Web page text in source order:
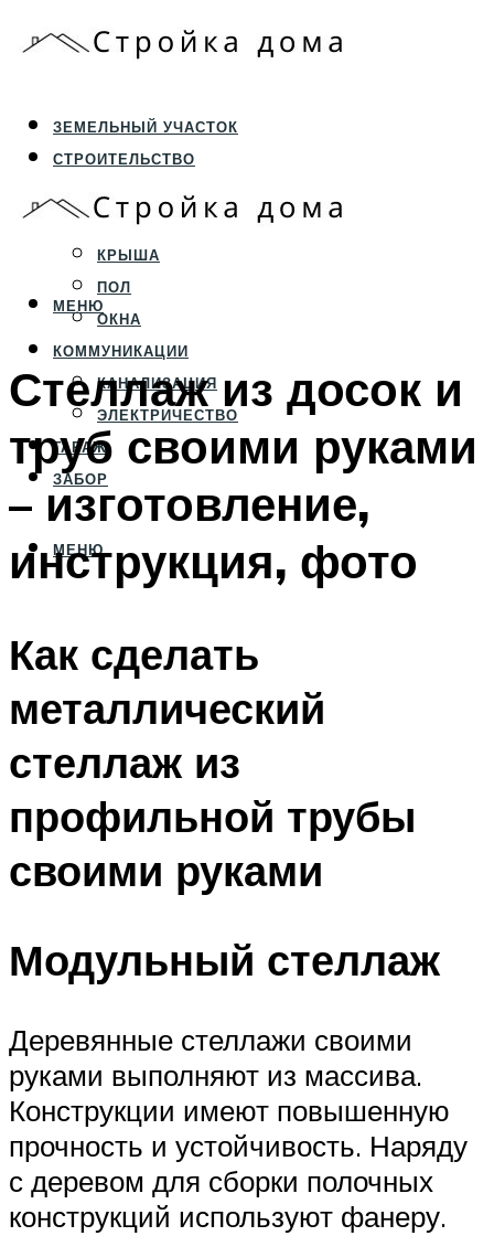
ЗЕМЕЛЬНЫЙ УЧАСТОК
СТРОИТЕЛЬСТВО
ФУНДАМЕНТ И ЦОКОЛЬ
ПЕРЕКРЫТИЯ И СТЕНЫ
КРЫША
ПОЛ
ОКНА
КОММУНИКАЦИИ
КАНАЛИЗАЦИЯ
ЭЛЕКТРИЧЕСТВО
ГАРАЖ
ЗАБОР
МЕНЮ
МЕНЮ
Стеллаж из досок и
труб своими руками
– изготовление,
инструкция, фото
Как сделать
металлический
стеллаж из
профильной трубы
своими руками
Модульный стеллаж
Деревянные стеллажи своими
руками выполняют из массива.
Конструкции имеют повышенную
прочность и устойчивость. Наряду
с деревом для сборки полочных
конструкций используют фанеру.